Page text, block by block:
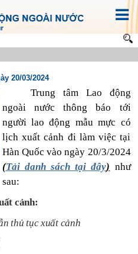
20/03/2024
Trung tâm Lao động
ngoài nước thông báo tới
người lao động mẫu mực có
lịch xuất cảnh đi làm việc tại
Hàn Quốc vào ngày 20/3/2024
(Tải danh sách tại đây) như
sau:
cảnh:
thủ tục xuất cảnh